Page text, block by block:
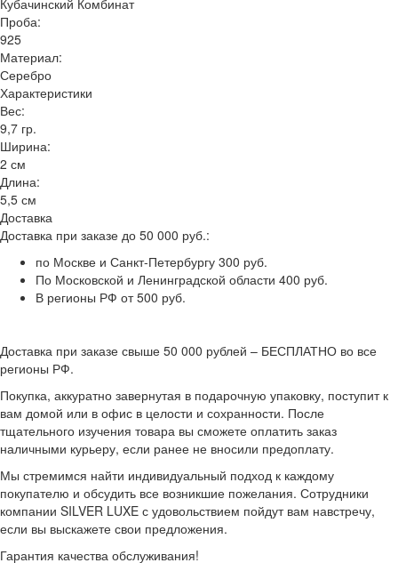
Кубачинский Комбинат
Проба:
925
Материал:
Серебро
Характеристики
Вес:
9,7 гр.
Ширина:
2 см
Длина:
5,5 см
Доставка
Доставка при заказе до 50 000 руб.:
по Москве и Санкт-Петербургу 300 руб.
По Московской и Ленинградской области 400 руб.
В регионы РФ от 500 руб.
Доставка при заказе свыше 50 000 рублей – БЕСПЛАТНО во все
регионы РФ.
Покупка, аккуратно завернутая в подарочную упаковку, поступит к
вам домой или в офис в целости и сохранности. После
тщательного изучения товара вы сможете оплатить заказ
наличными курьеру, если ранее не вносили предоплату.
Мы стремимся найти индивидуальный подход к каждому
покупателю и обсудить все возникшие пожелания. Сотрудники
компании SILVER LUXE с удовольствием пойдут вам навстречу,
если вы выскажете свои предложения.
Гарантия качества обслуживания!